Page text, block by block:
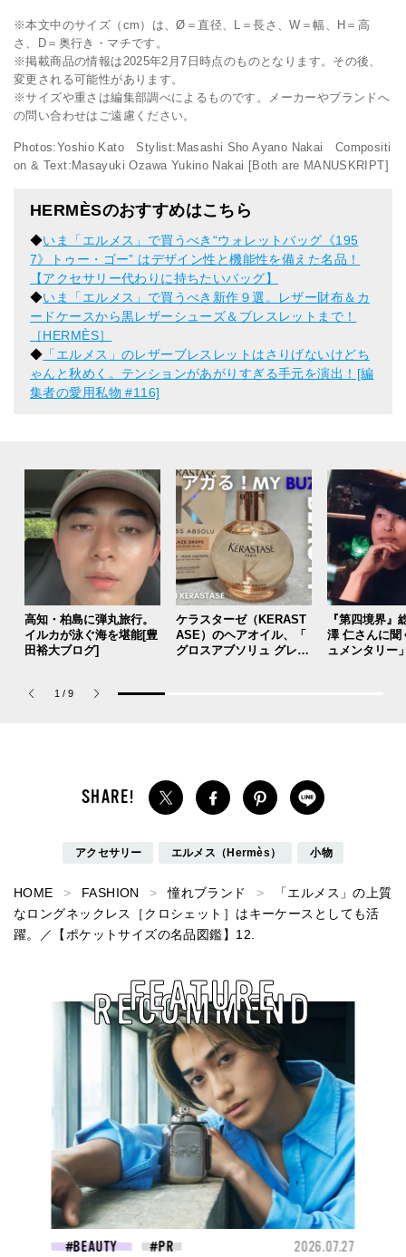
※本文中のサイズ（cm）は、Ø＝直径、L＝長さ、W＝幅、H＝高
さ、D＝奥行き・マチです。
※掲載商品の情報は2025年2月7日時点のものとなります。その後、
変更される可能性があります。
※サイズや重さは編集部調べによるものです。メーカーやブランドへ
の問い合わせはご遠慮ください。
Photos:Yoshio Kato Stylist:Masashi Sho Ayano Nakai Compositi
on & Text:Masayuki Ozawa Yukino Nakai [Both are MANUSKRIPT]
HERMÈSのおすすめはこちら
◆いま「エルメス」で買うべき“ウォレットバッグ《195
7》トゥー・ゴー” はデザイン性と機能性を備えた名品！
【アクセサリー代わりに持ちたいバッグ】
◆いま「エルメス」で買うべき新作９選。レザー財布＆カ
ードケースから黒レザーシューズ＆ブレスレットまで！
［HERMÈS］
◆ 「エルメス」のレザーブレスレットはさりげないけどち
ゃんと秋めく。テンションがあがりすぎる手元を演出！[編
集者の愛用私物 #116]
高知・柏島に弾丸旅行。
イルカが泳ぐ海を堪能[豊
田裕大ブログ]
ケラスターゼ（KERAST
ASE）のヘアオイル、「
グロスアブソリュ グレイ
『第四境界』
澤 仁さんに聞
ュメンタリー
1 / 9
アクセサリー エルメス（Hermès） 小物
HOME FASHION 憧れブランド
「エルメス」の上質
なロングネックレス［クロシェット］はキーケースとしても活
躍。／【ポケットサイズの名品図鑑】12.
RECOMMEND
FEATURE
BEAUTY 2026.07.27